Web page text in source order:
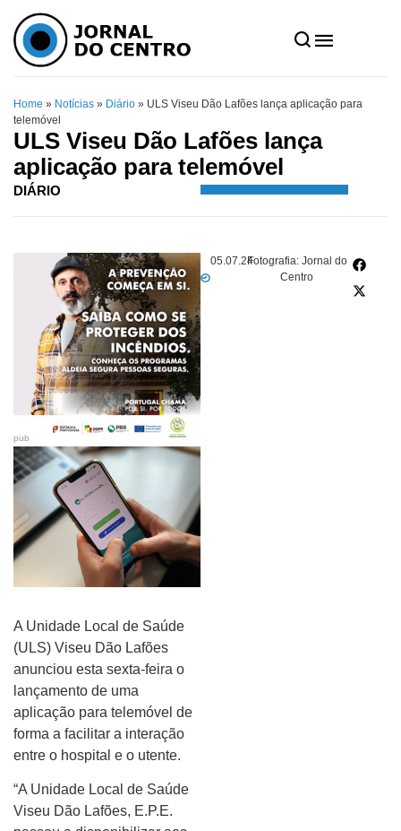
Home » Notícias » Diário » ULS Viseu Dão Lafões lança aplicação para
telemóvel
ULS Viseu Dão Lafões lança
aplicação para telemóvel
DIÁRIO
05.07.24Fotografia: Jornal do
Centro
pub
A Unidade Local de Saúde
(ULS) Viseu Dão Lafões
anunciou esta sexta-feira o
lançamento de uma
aplicação para telemóvel de
forma a facilitar a interação
entre o hospital e o utente.
“A Unidade Local de Saúde
Viseu Dão Lafões, E.P.E.